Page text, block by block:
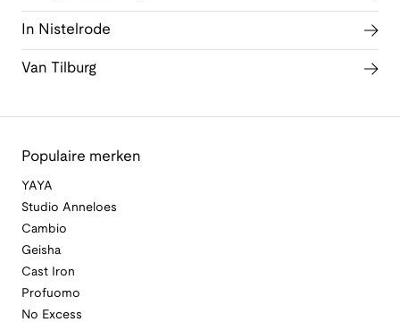
In Nistelrode
Van Tilburg
Populaire merken
YAYA
Studio Anneloes
Cambio
Geisha
Cast Iron
Profuomo
No Excess